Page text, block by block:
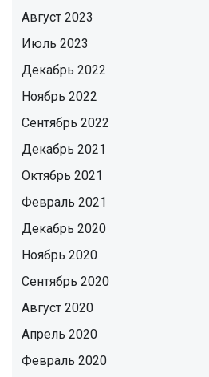
Август 2023
Июль 2023
Декабрь 2022
Ноябрь 2022
Сентябрь 2022
Декабрь 2021
Октябрь 2021
Февраль 2021
Декабрь 2020
Ноябрь 2020
Сентябрь 2020
Август 2020
Апрель 2020
Февраль 2020